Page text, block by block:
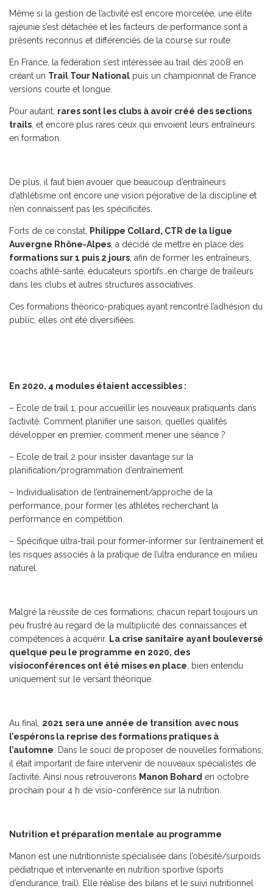
Même si la gestion de l’activité est encore morcelée, une élite
rajeunie s’est détachée et les facteurs de performance sont à
présents reconnus et différenciés de la course sur route.
En France, la fédération s’est intéressée au trail dès 2008 en
créant un Trail Tour National puis un championnat de France
versions courte et longue.
Pour autant, rares sont les clubs à avoir créé des sections
trails , et encore plus rares ceux qui envoient leurs entraîneurs
en formation.
De plus, il faut bien avouer que beaucoup d’entraîneurs
d’athlétisme ont encore une vision péjorative de la discipline et
n’en connaissent pas les spécificités.
Forts de ce constat,
Philippe Collard, CTR de la ligue
Auvergne Rhône-Alpes , a décidé de mettre en place des
formations sur 1 puis 2 jours , afin de former les entraîneurs,
coachs athlé-santé, éducateurs sportifs…en charge de traileurs
dans les clubs et autres structures associatives.
Ces formations théorico-pratiques ayant rencontré l’adhésion du
public, elles ont été diversifiées.
En 2020, 4 modules étaient accessibles :
– Ecole de trail 1, pour accueillir les nouveaux pratiquants dans
l’activité. Comment planifier une saison, quelles qualités
développer en premier, comment mener une séance ?
– Ecole de trail 2 pour insister davantage sur la
planification/programmation d’entraînement.
– Individualisation de l’entraînement/approche de la
performance, pour former les athlètes recherchant la
performance en compétition.
– Spécifique ultra-trail pour former-informer sur l’entraînement et
les risques associés à la pratique de l’ultra endurance en milieu
naturel.
Malgré la réussite de ces formations, chacun repart toujours un
peu frustré au regard de la multiplicité des connaissances et
compétences à acquérir. La crise sanitaire ayant bouleversé
quelque peu le programme en 2020, des
visioconférences ont été mises en place , bien entendu
uniquement sur le versant théorique.
Au final, 2021 sera une année de transition avec nous
l’espérons la reprise des formations pratiques à
l’automne . Dans le souci de proposer de nouvelles formations,
il était important de faire intervenir de nouveaux spécialistes de
l’activité. Ainsi nous retrouverons Manon Bohard en octobre
prochain pour 4 h de visio-conférence sur la nutrition.
Nutrition et préparation mentale au programme
Manon est une nutritionniste spécialisée dans l’obésité/surpoids
pédiatrique et intervenante en nutrition sportive (sports
d’endurance, trail). Elle réalise des bilans et le suivi nutritionnel